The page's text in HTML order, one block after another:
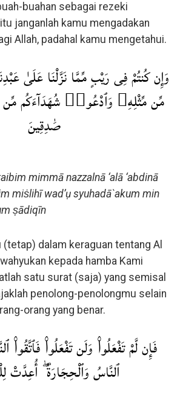
buahan sebagai rezeki
janganlah kamu mengadakan
Allah, padahal kamu mengetahui.
وَإِن كُنتُمْ فِى رَيْبٍ مِّمَّا نَزَّلْنَا عَلَىٰ
مِّن مِّثْلِهِۦ وَٱدْعُوا۟ شُهَدَآءَكُم مِّن
صَٰدِقِينَ
mimmā nazzalnā ‘alā ‘abdinā
miṡlihī wad’ụ syuhadā`akum min
ṣādiqīn
(tetap) dalam keraguan tentang Al
kepada hamba Kami
satu surat (saja) yang semisal
penolong-penolongmu selain
orang yang benar.
فَإِن لَّمْ تَفْعَلُوا۟ وَلَن تَفْعَلُوا۟ فَٱتَّقُوا۟
ٱلنَّاسُ وَٱلْحِجَارَةُ ۖ أُعِدَّتْ